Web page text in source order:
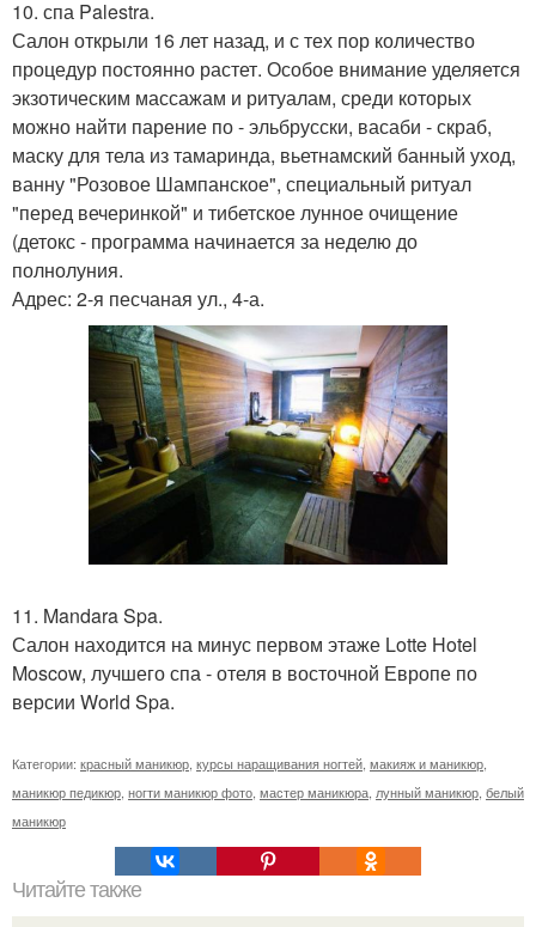
10. спа Palestra.
Салон открыли 16 лет назад, и с тех пор количество
процедур постоянно растет. Особое внимание уделяется
экзотическим массажам и ритуалам, среди которых
можно найти парение по - эльбрусски, васаби - скраб,
маску для тела из тамаринда, вьетнамский банный уход,
ванну "Розовое Шампанское", специальный ритуал
"перед вечеринкой" и тибетское лунное очищение
(детокс - программа начинается за неделю до
полнолуния.
Адрес: 2-я песчаная ул., 4-а.
11. Mandara Spa.
Салон находится на минус первом этаже Lotte Hotel
Moscow, лучшего спа - отеля в восточной Европе по
версии World Spa.
Категории: красный маникюр курсы наращивания ногтей макияж и маникюр
маникюр педикюр ногти маникюр фото мастер маникюра лунный маникюр белый
маникюр
Читайте также